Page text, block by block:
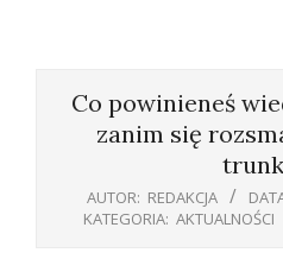
Co powinieneś
zanim się
AUTOR: REDAKCJA
KATEGORIA: AKTUALNOŚCI